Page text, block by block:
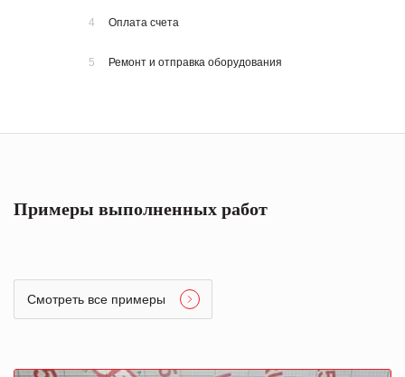
4 Оплата счета
5 Ремонт и отправка оборудования
Примеры выполненных работ
Смотреть все примеры